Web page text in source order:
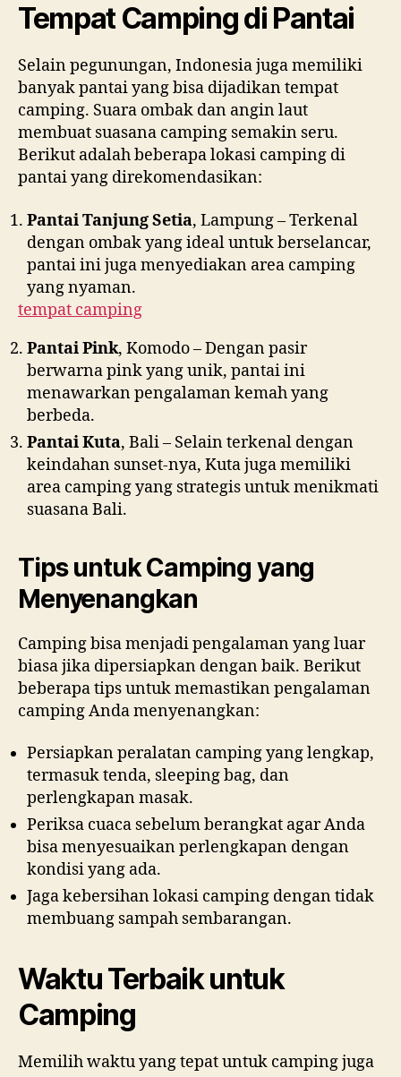
Tempat Camping di Pantai
Selain pegunungan, Indonesia juga memiliki
banyak pantai yang bisa dijadikan tempat
camping. Suara ombak dan angin laut
membuat suasana camping semakin seru.
Berikut adalah beberapa lokasi camping di
pantai yang direkomendasikan:
Pantai Tanjung Setia, Lampung – Terkenal
dengan ombak yang ideal untuk berselancar,
pantai ini juga menyediakan area camping
yang nyaman.
tempat camping
Pantai Pink, Komodo – Dengan pasir
berwarna pink yang unik, pantai ini
menawarkan pengalaman kemah yang
berbeda.
Pantai Kuta, Bali – Selain terkenal dengan
keindahan sunset-nya, Kuta juga memiliki
area camping yang strategis untuk menikmati
suasana Bali.
Tips untuk Camping yang
Menyenangkan
Camping bisa menjadi pengalaman yang luar
biasa jika dipersiapkan dengan baik. Berikut
beberapa tips untuk memastikan pengalaman
camping Anda menyenangkan:
Persiapkan peralatan camping yang lengkap,
termasuk tenda, sleeping bag, dan
perlengkapan masak.
Periksa cuaca sebelum berangkat agar Anda
bisa menyesuaikan perlengkapan dengan
kondisi yang ada.
Jaga kebersihan lokasi camping dengan tidak
membuang sampah sembarangan.
Waktu Terbaik untuk
Camping
Memilih waktu yang tepat untuk camping juga